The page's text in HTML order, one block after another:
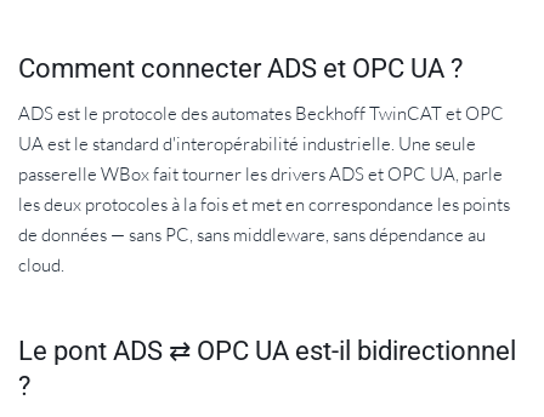
Comment connecter ADS et OPC UA ?
ADS est le protocole des automates Beckhoff TwinCAT et OPC
UA est le standard d'interopérabilité industrielle. Une seule
passerelle WBox fait tourner les drivers ADS et OPC UA, parle
les deux protocoles à la fois et met en correspondance les points
de données — sans PC, sans middleware, sans dépendance au
cloud.
Le pont ADS ⇄ OPC UA est-il bidirectionnel
?